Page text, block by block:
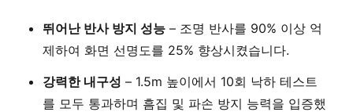
뛰어난 반사 방지 성능 – 조명 반사를 90% 이상 억
제하여 화면 선명도를 25% 향상시켰습니다.
강력한 내구성 – 1.5m 높이에서 10회 낙하 테스트
를 모두 통과하며 흠집 및 파손 방지 능력을 입증했